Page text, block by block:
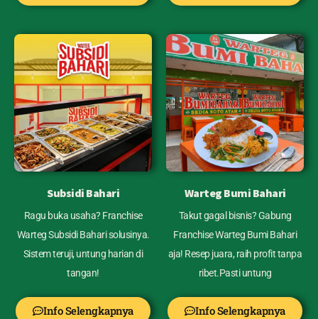
Subsidi Bahari
Ragu buka usaha? Franchise
Warteg Subsidi Bahari solusinya.
Sistem teruji, untung harian di
tangan!
Info Selengkapnya
Warteg Bumi Bahari
Takut gagal bisnis? Gabung
Franchise Warteg Bumi Bahari
aja! Resep juara, raih profit tanpa
ribet.Pasti untung
Info Selengkapnya